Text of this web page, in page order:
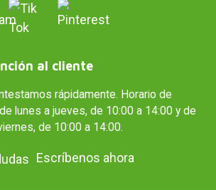
al cliente
rápidamente. Horario de
lunes a jueves, de 10:00 a 14:00 y de
de 10:00 a 14:00.
Escríbenos ahora